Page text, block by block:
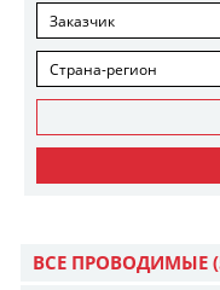
Заказчик
Страна-регион
ВСЕ ПРОВОДИМЫЕ